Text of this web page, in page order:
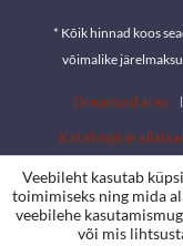
* Kõik hinnad koos
võimalike
Download area
Kataloogide
Veebileht kasutab
toimimiseks ning mida
veebilehe
või mis